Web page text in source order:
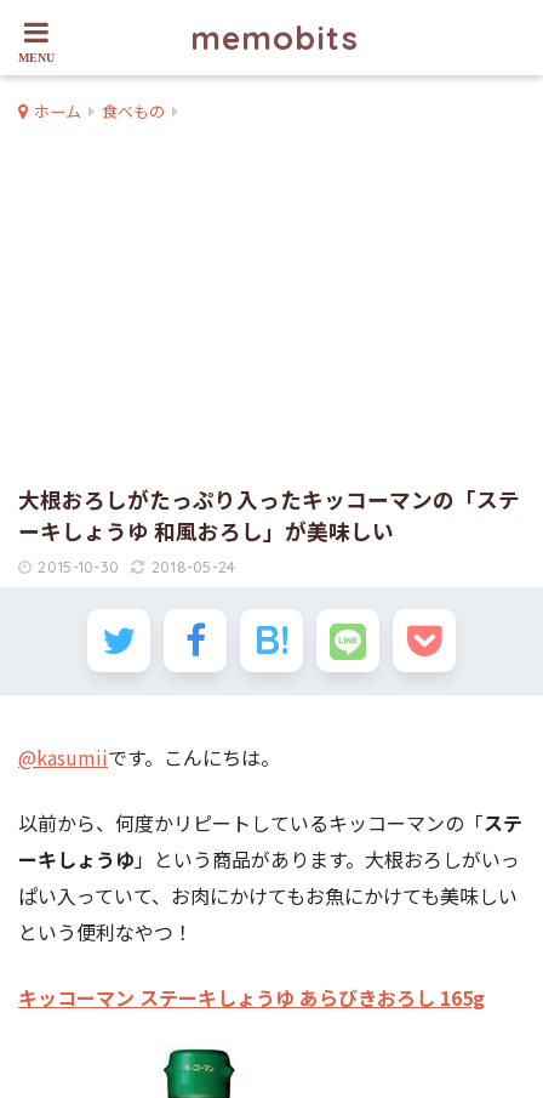
memobits
ホーム 食べもの
大根おろしがたっぷり入ったキッコーマンの「ステ
ーキしょうゆ 和風おろし」が美味しい
2015-10-30 2018-05-24
@kasumiiです。こんにちは。
以前から、何度かリピートしているキッコーマンの「ステ
ーキしょうゆ」という商品があります。大根おろしがいっ
ぱい入っていて、お肉にかけてもお魚にかけても美味しい
という便利なやつ！
キッコーマン ステーキしょうゆ あらびきおろし 165g